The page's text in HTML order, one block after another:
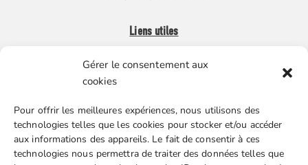
Gérer le consentement aux
cookies
Pour offrir les meilleures expériences, nous utilisons des
technologies telles que les cookies pour stocker et/ou accéder
aux informations des appareils. Le fait de consentir à ces
technologies nous permettra de traiter des données telles que
Liens utiles
Boutique en ligne
Nos partenaires
Gestion des cookies